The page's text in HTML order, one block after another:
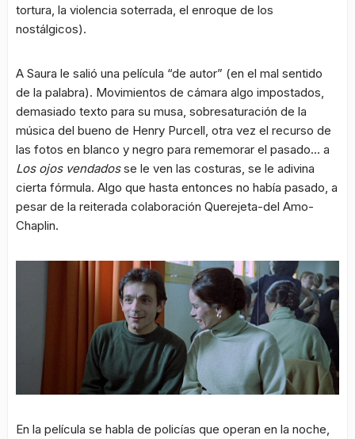
tortura, la violencia soterrada, el enroque de los
nostálgicos).
A Saura le salió una película “de autor” (en el mal sentido
de la palabra). Movimientos de cámara algo impostados,
demasiado texto para su musa, sobresaturación de la
música del bueno de Henry Purcell, otra vez el recurso de
las fotos en blanco y negro para rememorar el pasado… a
Los ojos vendadosse le ven las costuras, se le adivina
cierta fórmula. Algo que hasta entonces no había pasado, a
pesar de la reiterada colaboración Querejeta-del Amo-
Chaplin.
En la película se habla de policías que operan en la noche,